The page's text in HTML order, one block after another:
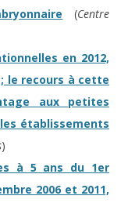
(Centre
en 2012,
le recours à cette
aux petites
établissements
)
à 5 ans du 1er
2006 et 2011,